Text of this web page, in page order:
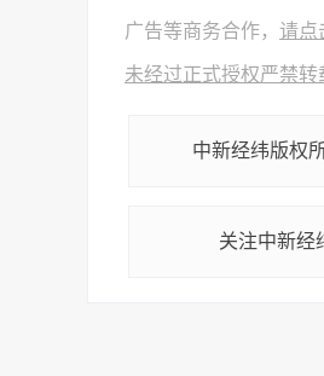
广告等商务合作， 请点
未经过正式授权严禁
中新经纬版权
关注中新经